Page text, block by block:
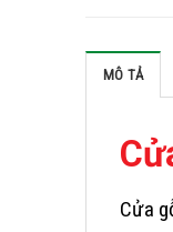
MÔ TẢ
Cửa